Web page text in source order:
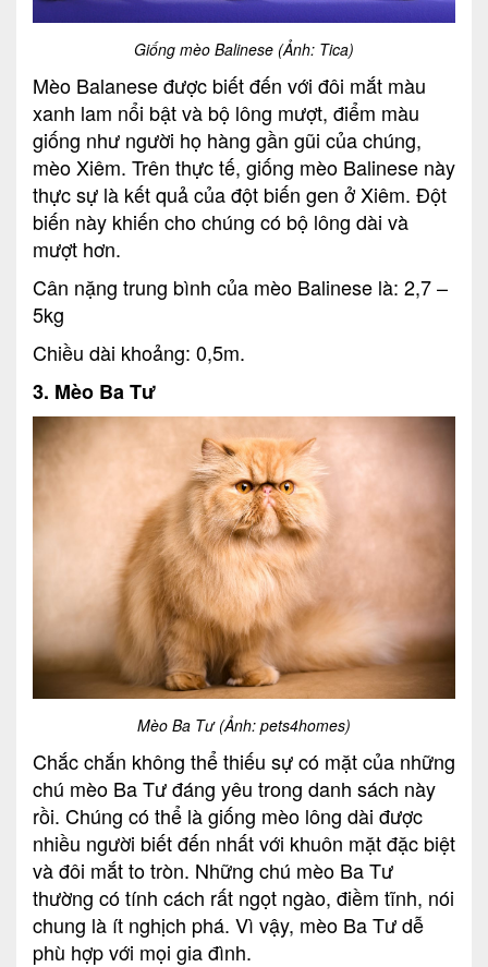
Giống mèo Balinese (Ảnh: Tica)
Mèo Balanese được biết đến với đôi mắt màu
xanh lam nổi bật và bộ lông mượt, điểm màu
giống như người họ hàng gần gũi của chúng,
mèo Xiêm. Trên thực tế, giống mèo Balinese này
thực sự là kết quả của đột biến gen ở Xiêm. Đột
biến này khiến cho chúng có bộ lông dài và
mượt hơn.
Cân nặng trung bình của mèo Balinese là: 2,7 –
5kg
Chiều dài khoảng: 0,5m.
3. Mèo Ba Tư
Mèo Ba Tư (Ảnh: pets4homes)
Chắc chắn không thể thiếu sự có mặt của những
chú mèo Ba Tư đáng yêu trong danh sách này
rồi. Chúng có thể là giống mèo lông dài được
nhiều người biết đến nhất với khuôn mặt đặc biệt
và đôi mắt to tròn. Những chú mèo Ba Tư
thường có tính cách rất ngọt ngào, điềm tĩnh, nói
chung là ít nghịch phá. Vì vậy, mèo Ba Tư dễ
phù hợp với mọi gia đình.